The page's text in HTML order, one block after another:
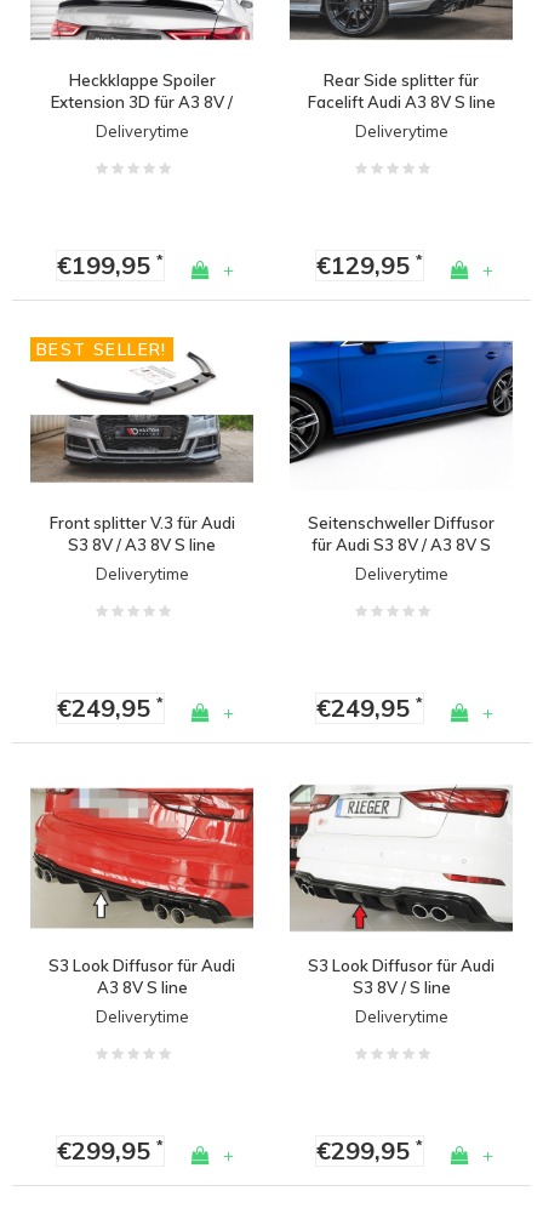
Heckklappe Spoiler
Extension 3D für A3 8V /
S3 / RS3 / S line
Deliverytime
€199,95* +
Rear Side splitter für
Facelift Audi A3 8V S line
Deliverytime
€129,95* +
BEST SELLER!
Front splitter V.3 für Audi
S3 8V / A3 8V S line
Facelift Limousine
Deliverytime
€249,95* +
Seitenschweller Diffusor
für Audi S3 8V / A3 8V S
line Limousine
Deliverytime
€249,95* +
S3 Look Diffusor für Audi
A3 8V S line
Deliverytime
€299,95* +
S3 Look Diffusor für Audi
S3 8V / S line
Deliverytime
€299,95* +